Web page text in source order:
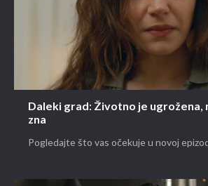
Daleki grad: Životno je ugrožena,
zna
Pogledajte što vas očekuje u novoj